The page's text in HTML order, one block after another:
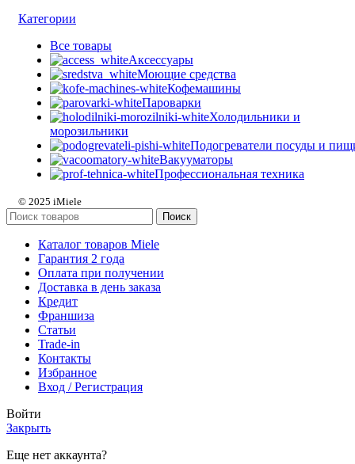
Категории
Все товары
Аксессуары
Моющие средства
Кофемашины
Пароварки
Холодильники и
морозильники
Подогреватели посуды и
Вакууматоры
Профессиональная техника
© 2025 iMiele
Поиск
Каталог товаров Miele
Гарантия 2 года
Оплата при получении
Доставка в день заказа
Кредит
Франшиза
Статьи
Trade-in
Контакты
Избранное
Вход / Регистрация
Войти
Закрыть
Еще нет аккаунта?